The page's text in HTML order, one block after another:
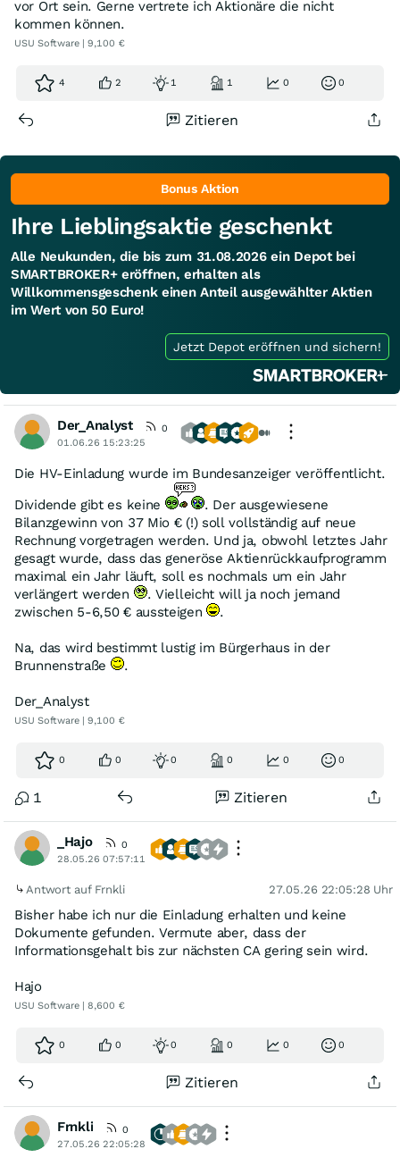
vor Ort sein. Gerne vertrete ich Aktionäre die nicht
kommen können.
USU Software | 9,100 €
4 2 1 1 0 0
Zitieren
Bonus Aktion
Ihre Lieblingsaktie geschenkt
Alle Neukunden, die bis zum 31.08.2026 ein Depot bei
SMARTBROKER+ eröffnen, erhalten als
Willkommensgeschenk einen Anteil ausgewählter Aktien
im Wert von 50 Euro!
Jetzt Depot eröffnen und sichern!
Der_Analyst
0
01.06.26 15:23:25
Die HV-Einladung wurde im Bundesanzeiger veröffentlicht.
Dividende gibt es keine
. Der ausgewiesene
Bilanzgewinn von 37 Mio € (!) soll vollständig auf neue
Rechnung vorgetragen werden. Und ja, obwohl letztes Jahr
gesagt wurde, dass das generöse Aktienrückkaufprogramm
maximal ein Jahr läuft, soll es nochmals um ein Jahr
verlängert werden
. Vielleicht will ja noch jemand
zwischen 5-6,50 € aussteigen
.
Na, das wird bestimmt lustig im Bürgerhaus in der
Brunnenstraße
.
Der_Analyst
USU Software | 9,100 €
0 0 0 0 0 0
1 Zitieren
_Hajo
0
28.05.26 07:57:11
Antwort auf Frnkli 27.05.26 22:05:28 Uhr
Bisher habe ich nur die Einladung erhalten und keine
Dokumente gefunden. Vermute aber, dass der
Informationsgehalt bis zur nächsten CA gering sein wird.
Hajo
USU Software | 8,600 €
0 0 0 0 0 0
Zitieren
Frnkli
0
27.05.26 22:05:28